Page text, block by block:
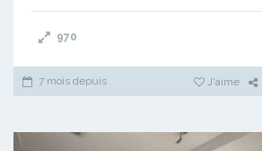
970
7 mois depuis J'aime